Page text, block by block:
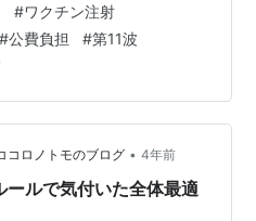
者の感染は避けなければい
、今となっては国は完全ム
ω；) コロナワクチンの公
、僕はコロナになった。 肺
何とか重症化せずに済んだ
#ワクチン注射
#公費負担 #第11波
コロノトモのブログ • 4年前
ールで気付いた全体最適